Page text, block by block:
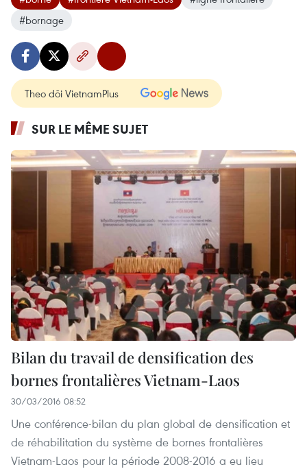
#bornage
Theo dõi VietnamPlus
SUR LE MÊME SUJET
Bilan du travail de densification des
bornes frontalières Vietnam-Laos
30/03/2016 08:52
Une conférence-bilan du plan global de densification et
de réhabilitation du système de bornes frontalières
Vietnam-Laos pour la période 2008-2016 a eu lieu